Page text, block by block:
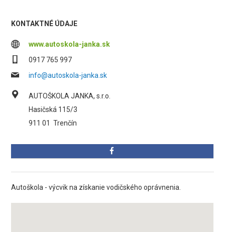
KONTAKTNÉ ÚDAJE
www.autoskola-janka.sk
0917 765 997
info@autoskola-janka.sk
AUTOŠKOLA JANKA, s.r.o.
Hasičská 115/3
911 01 Trenčín
Autoškola - výcvik na získanie vodičského oprávnenia.